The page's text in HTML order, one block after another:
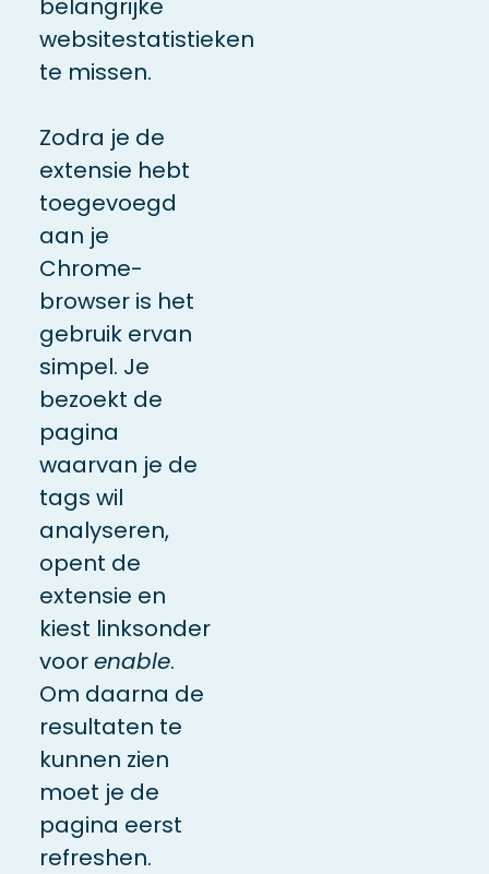
belangrijke
websitestatistieken
te missen.
Zodra je de
extensie hebt
toegevoegd
aan je
Chrome-
browser is het
gebruik ervan
simpel. Je
bezoekt de
pagina
waarvan je de
tags wil
analyseren,
opent de
extensie en
kiest linksonder
voorenable.
Om daarna de
resultaten te
kunnen zien
moet je de
pagina eerst
refreshen.